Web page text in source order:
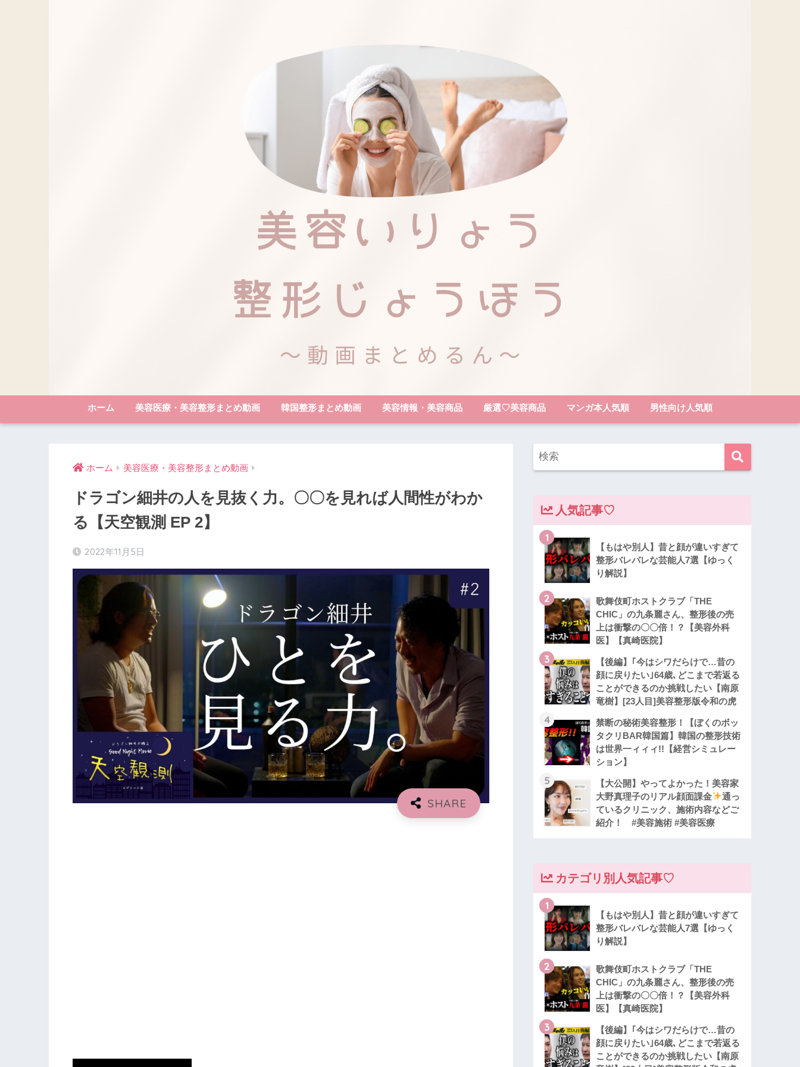
ホーム 美容医療・美容整形まとめ動画 韓国整形まとめ動画 美容情報・美容商品 厳選♡美容商品 マンガ本人気順 男性向け人気順
ホーム 美容医療・美容整形まとめ動画
ドラゴン細井の人を見抜く力。〇〇を見れば人間性がわか
る【天空観測 EP 2】
2022年11月5日
人気記事♡
1
【もはや別人】昔と顔が違いすぎて
整形バレバレな芸能人7選【ゆっく
り解説】
2
歌舞伎町ホストクラブ「THE
CHIC」の九条麗さん、整形後の売
上は衝撃の〇〇倍！？【美容外科
医】【真崎医院】
3
【後編】｢今はシワだらけで…昔の
顔に戻りたい｣64歳､どこまで若返る
ことができるのか挑戦したい【南原
竜樹】[23人目]美容整形版令和の虎
4
禁断の秘術美容整形！【ぼくのボッ
タクリBAR韓国篇】韓国の整形技術
は世界一ィィィ!!【経営シミュレー
ション】
5
【大公開】やってよかった！美容家
大野真理子のリアル顔面課金
通っ
ているクリニック、施術内容などご
紹介！ #美容施術 #美容医療
カテゴリ別人気記事♡
1
【もはや別人】昔と顔が違いすぎて
整形バレバレな芸能人7選【ゆっく
り解説】
2
歌舞伎町ホストクラブ「THE
CHIC」の九条麗さん、整形後の売
上は衝撃の〇〇倍！？【美容外科
医】【真崎医院】
3
【後編】｢今はシワだらけで…昔の
顔に戻りたい｣64歳､どこまで若返る
ことができるのか挑戦したい【南原